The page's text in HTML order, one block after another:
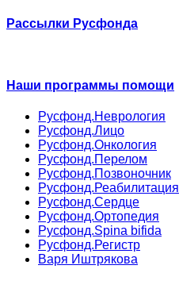
Рассылки Русфонда
Наши программы помощи
Русфонд.Неврология
Русфонд.Лицо
Русфонд.Онкология
Русфонд.Перелом
Русфонд.Позвоночник
Русфонд.Реабилитация
Русфонд.Сердце
Русфонд.Ортопедия
Русфонд.Spina bifida
Русфонд.Регистр
Варя Иштрякова